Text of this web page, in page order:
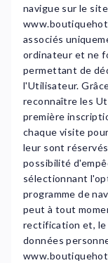
navigue sur le
associés
ordinateur et ne
permettant de
l'Utilisateur.
reconnaître les
première
chaque visite
leur sont
possibilité
sélectionnant
programme de
peut à tout
rectification et, le
données